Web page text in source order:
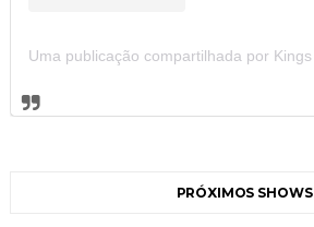
PRÓXIMOS SHOWS